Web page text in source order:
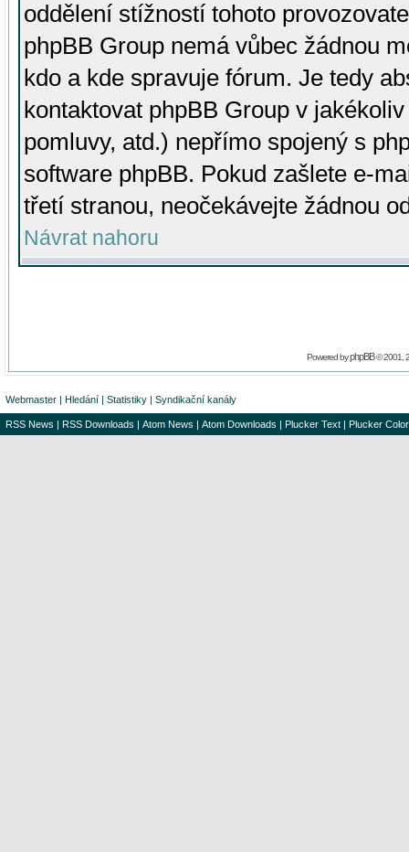
oddělení stížností tohoto
phpBB Group nemá vůbec žádnou
kdo a kde spravuje fórum. Je tedy
kontaktovat phpBB Group v
pomluvy, atd.) nepřímo spojený s
software phpBB. Pokud zašlete e-
třetí stranou, neočekávejte žádnou
Návrat nahoru
Powered byphpBB© 2001,
Webmaster | Hledání | Statistiky | Syndikační kanály
RSS News | RSS Downloads | Atom News | Atom Downloads | Plucker Text | Plucker Color